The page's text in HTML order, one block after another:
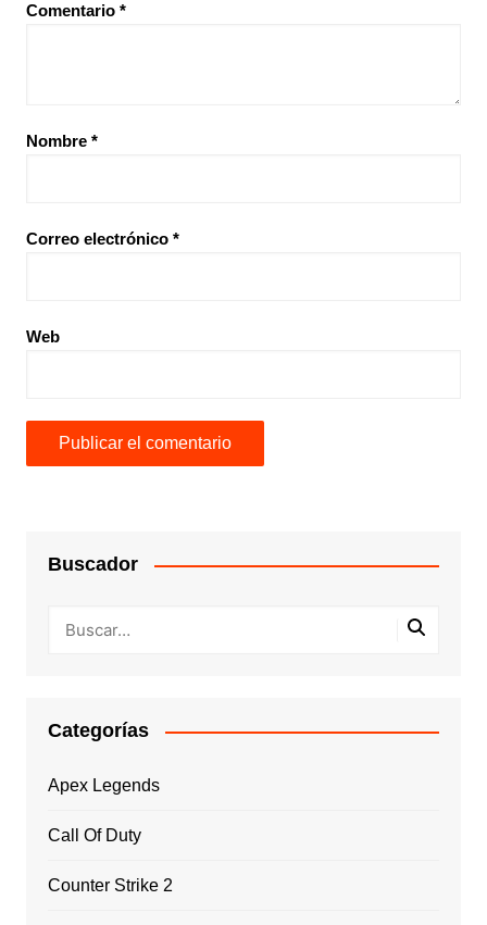
Comentario *
Nombre *
Correo electrónico *
Web
Buscador
Categorías
Apex Legends
Call Of Duty
Counter Strike 2